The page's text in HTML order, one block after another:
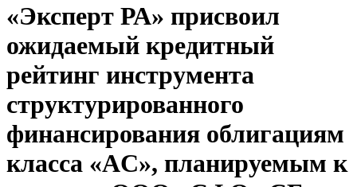
«Эксперт РА» присвоил
ожидаемый кредитный
рейтинг инструмента
структурированного
финансирования облигациям
класса «AС», планируемым к